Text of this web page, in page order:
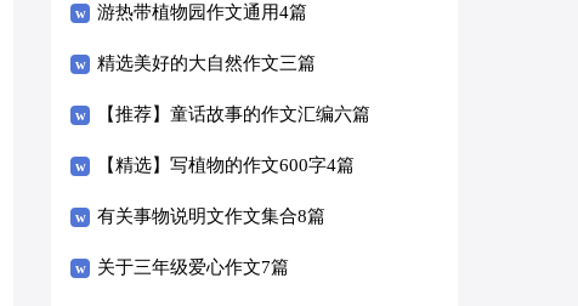
游热带植物园作文通用4篇
精选美好的大自然作文三篇
【推荐】童话故事的作文汇编六篇
【精选】写植物的作文600字4篇
有关事物说明文作文集合8篇
关于三年级爱心作文7篇